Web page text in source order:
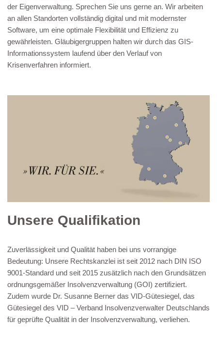
der Eigenverwaltung. Sprechen Sie uns gerne an. Wir arbeiten
an allen Standorten vollständig digital und mit modernster
Software, um eine optimale Flexibilität und Effizienz zu
gewährleisten. Gläubigergruppen halten wir durch das GIS-
Informationssystem laufend über den Verlauf von
Krisenverfahren informiert.
Unsere Qualifikation
Zuverlässigkeit und Qualität haben bei uns vorrangige
Bedeutung: Unsere Rechtskanzlei ist seit 2012 nach DIN ISO
9001-Standard und seit 2015 zusätzlich nach den Grundsätzen
ordnungsgemäßer Insolvenzverwaltung (GOI) zertifiziert.
Zudem wurde Dr. Susanne Berner das VID-Gütesiegel, das
Gütesiegel des VID – Verband Insolvenzverwalter Deutschlands
für geprüfte Qualität in der Insolvenzverwaltung, verliehen.